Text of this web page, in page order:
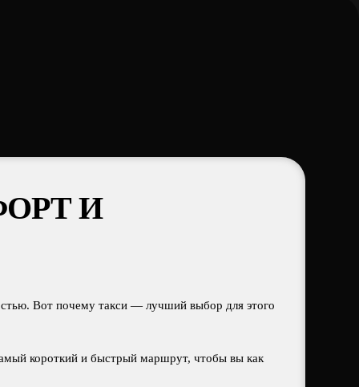
И
Вот почему такси — лучший выбор для этого
короткий и быстрый маршрут, чтобы вы как